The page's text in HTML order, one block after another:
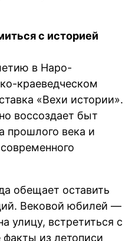
с историей
в Наро-
краеведческом
«Вехи истории».
воссоздает быт
прошлого века и
обещает оставить
Вековой юбилей —
улицу, встретиться с
из летописи